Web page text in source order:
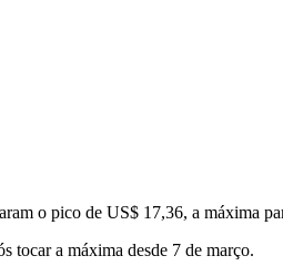
o pico de US$ 17,36, a máxima
tocar a máxima desde 7 de março.